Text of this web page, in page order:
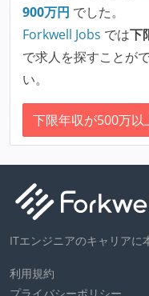
900万円 でした。
Forkwell Jobs では下
で求人を探すことが
い。
下限年収が500万
ITエンジニアのキャリアに
利用規約